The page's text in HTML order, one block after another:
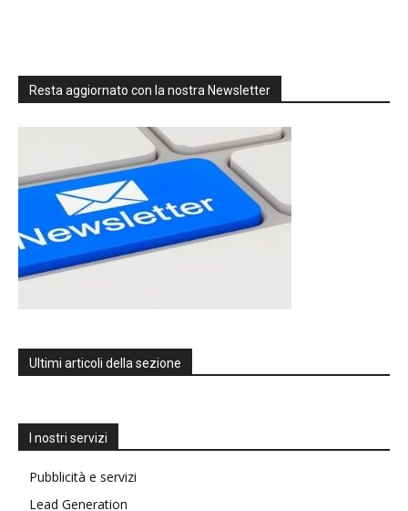
Resta aggiornato con la nostra Newsletter
Ultimi articoli della sezione
I nostri servizi
Pubblicità e servizi
Lead Generation